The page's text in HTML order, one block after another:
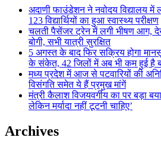
अदाणी फाउंडेशन ने नवोदय विद्यालय में
123 विद्यार्थियों का हुआ स्वास्थ्य परीक्षण
चलती पैसेंजर ट्रेन में लगी भीषण आग,
बोगी, सभी यात्री सुरक्षित
5 अगस्त के बाद फिर सक्रिय होगा
के संकेत, 42 जिलों में अब भी कम हुई है
मध्य प्रदेश में आज से पटवारियों की
विसंगति समेत ये हैं प्रमुख मांगें
मंत्री कैलाश विजयवर्गीय का पर बड़ा
लेकिन मर्यादा नहीं टूटनी चाहिए’
Archives